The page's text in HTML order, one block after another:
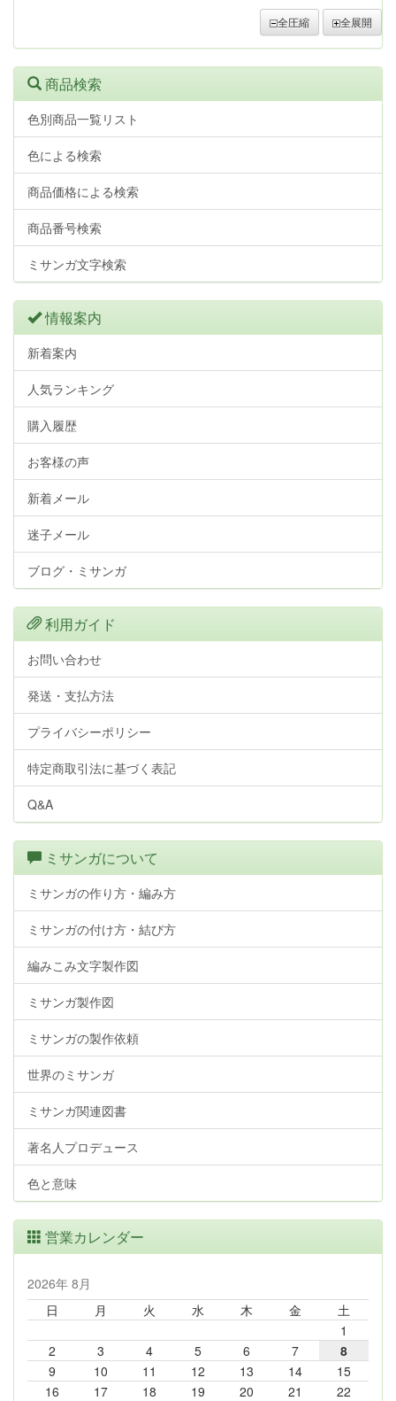
全圧縮 全展開
商品検索
色別商品一覧リスト
色による検索
商品価格による検索
商品番号検索
ミサンガ文字検索
情報案内
新着案内
人気ランキング
購入履歴
お客様の声
新着メール
迷子メール
ブログ・ミサンガ
利用ガイド
お問い合わせ
発送・支払方法
プライバシーポリシー
特定商取引法に基づく表記
Q&A
ミサンガについて
ミサンガの作り方・編み方
ミサンガの付け方・結び方
編みこみ文字製作図
ミサンガ製作図
ミサンガの製作依頼
世界のミサンガ
ミサンガ関連図書
著名人プロデュース
色と意味
営業カレンダー
2026年 8月
日
月 火 水 木 金
土
1
2
3 4 5 6 7
8
9
10 11 12 13 14
15
16
17 18 19 20 21 22